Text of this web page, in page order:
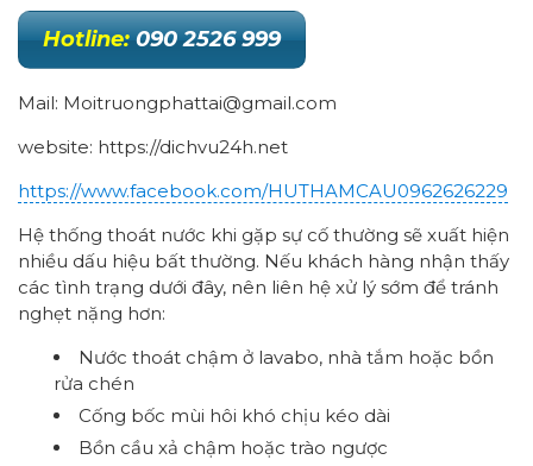
Hotline: 090 2526 999
Mail: Moitruongphattai@gmail.com
website: https://dichvu24h.net
https://www.facebook.com/HUTHAMCAU0962626229
Hệ thống thoát nước khi gặp sự cố thường sẽ xuất hiện
nhiều dấu hiệu bất thường. Nếu khách hàng nhận thấy
các tình trạng dưới đây, nên liên hệ xử lý sớm để tránh
nghẹt nặng hơn:
Nước thoát chậm ở lavabo, nhà tắm hoặc bồn
rửa chén
Cống bốc mùi hôi khó chịu kéo dài
Bồn cầu xả chậm hoặc trào ngược